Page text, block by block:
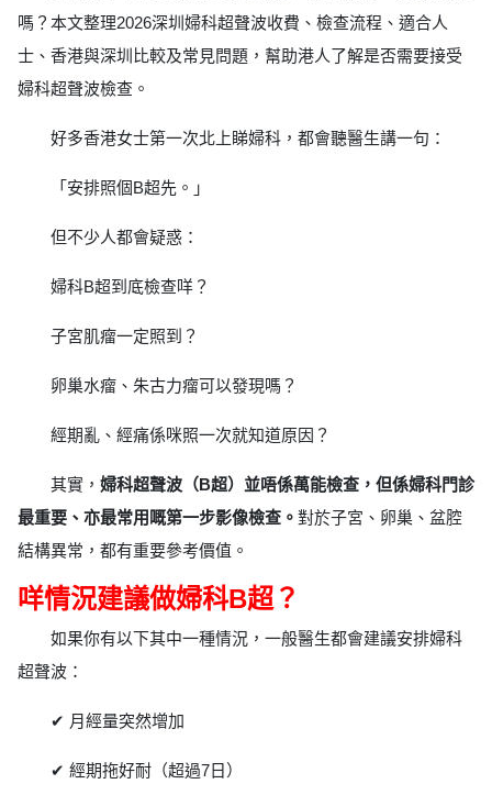
嗎？本文整理2026深圳婦科超聲波收費、檢查流程、適合人
士、香港與深圳比較及常見問題，幫助港人了解是否需要接受
婦科超聲波檢查。
好多香港女士第一次北上睇婦科，都會聽醫生講一句：
「安排照個B超先。」
但不少人都會疑惑：
婦科B超到底檢查咩？
子宮肌瘤一定照到？
卵巢水瘤、朱古力瘤可以發現嗎？
經期亂、經痛係咪照一次就知道原因？
其實， 婦科超聲波（B超）並唔係萬能檢查，但係婦科門診
最重要、亦最常用嘅第一步影像檢查。 對於子宮、卵巢、盆腔
結構異常，都有重要參考價值。
咩情況建議做婦科B超？
如果你有以下其中一種情況，一般醫生都會建議安排婦科
超聲波：
✔ 月經量突然增加
✔ 經期拖好耐（超過7日）